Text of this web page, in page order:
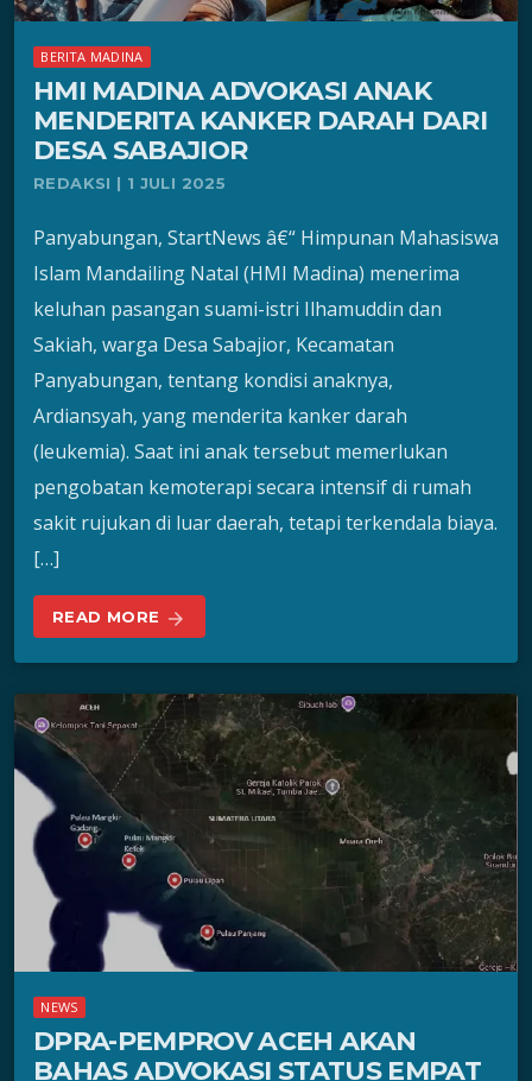
BERITA MADINA
HMI MADINA ADVOKASI ANAK
MENDERITA KANKER DARAH DARI
DESA SABAJIOR
REDAKSI | 1 JULI 2025
Panyabungan, StartNews â€“ Himpunan Mahasiswa
Islam Mandailing Natal (HMI Madina) menerima
keluhan pasangan suami-istri Ilhamuddin dan
Sakiah, warga Desa Sabajior, Kecamatan
Panyabungan, tentang kondisi anaknya,
Ardiansyah, yang menderita kanker darah
(leukemia). Saat ini anak tersebut memerlukan
pengobatan kemoterapi secara intensif di rumah
sakit rujukan di luar daerah, tetapi terkendala biaya.
[…]
READ MORE arrow_forward
NEWS
DPRA-PEMPROV ACEH AKAN
BAHAS ADVOKASI STATUS EMPAT